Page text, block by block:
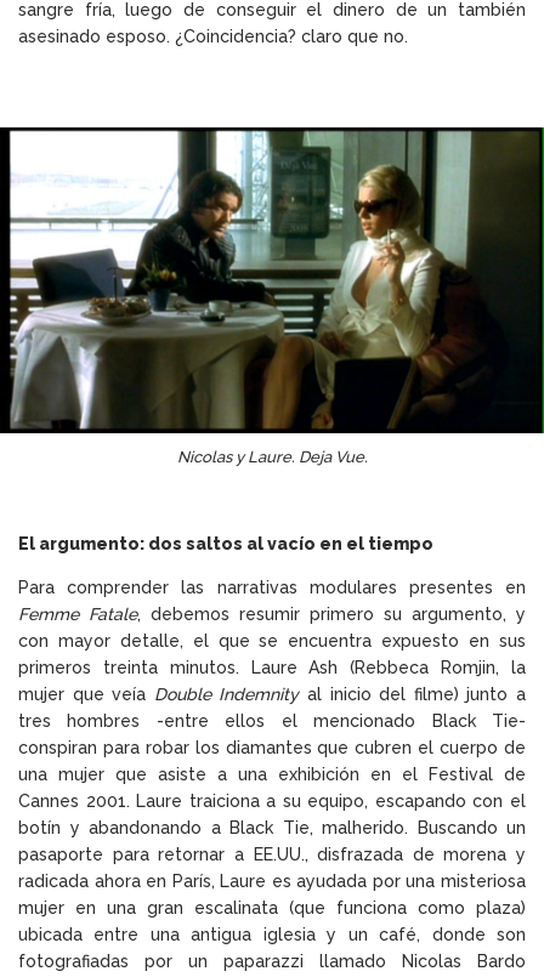
sangre fría, luego de conseguir el dinero de un también
asesinado esposo. ¿Coincidencia? claro que no.
Nicolas y Laure. Deja Vue.
El argumento: dos saltos al vacío en el tiempo
Para comprender las narrativas modulares presentes en
Femme Fatale, debemos resumir primero su argumento, y
con mayor detalle, el que se encuentra expuesto en sus
primeros treinta minutos. Laure Ash (Rebbeca Romjin, la
mujer que veía Double Indemnityal inicio del filme) junto a
tres hombres -entre ellos el mencionado Black Tie-
conspiran para robar los diamantes que cubren el cuerpo de
una mujer que asiste a una exhibición en el Festival de
Cannes 2001. Laure traiciona a su equipo, escapando con el
botín y abandonando a Black Tie, malherido. Buscando un
pasaporte para retornar a EE.UU., disfrazada de morena y
radicada ahora en París, Laure es ayudada por una misteriosa
mujer en una gran escalinata (que funciona como plaza)
ubicada entre una antigua iglesia y un café, donde son
fotografiadas por un paparazzi llamado Nicolas Bardo